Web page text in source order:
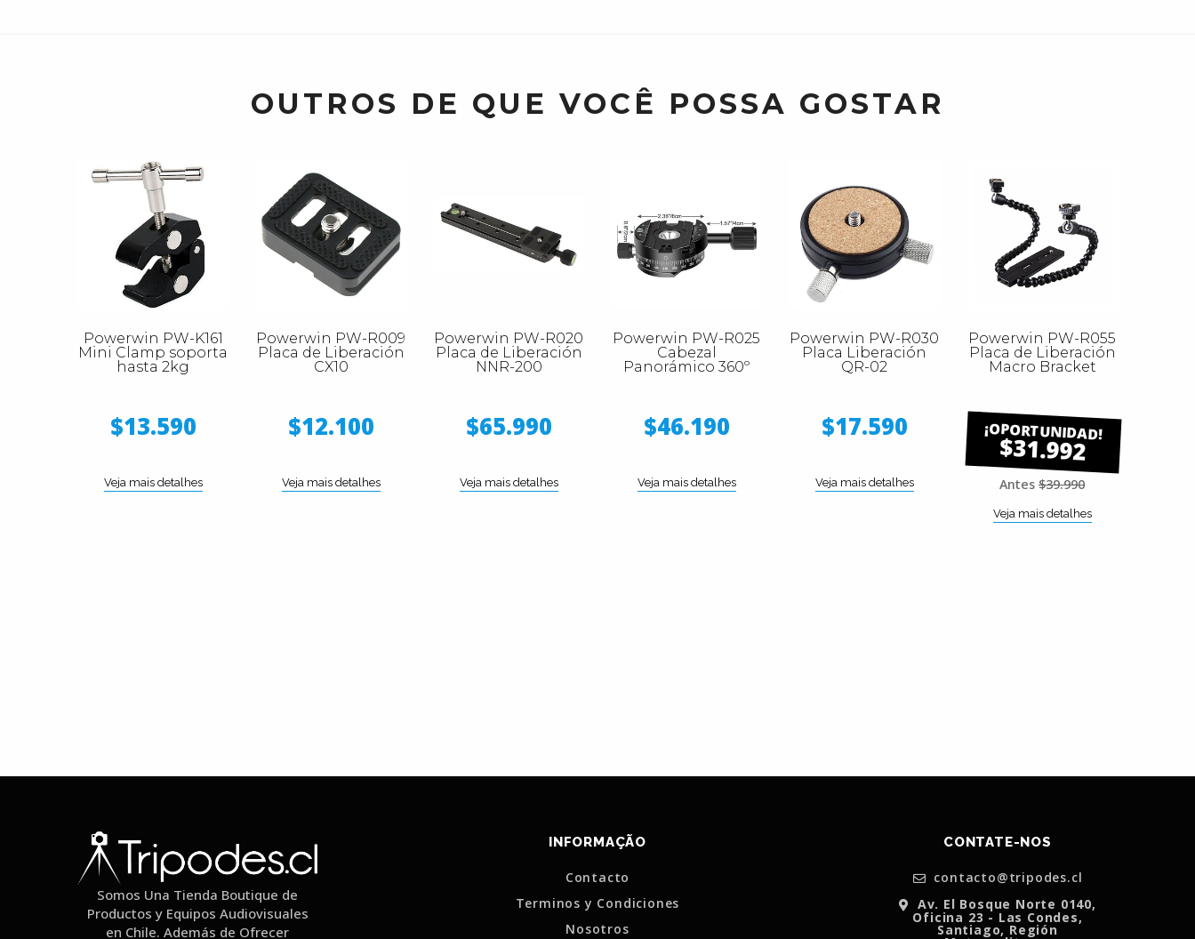
OUTROS DE QUE VOCÊ POSSA GOSTAR
Powerwin PW-K161
Mini Clamp soporta
hasta 2kg
$13.590
Veja mais detalhes
Powerwin PW-R009
Placa de Liberación
CX10
$12.100
Veja mais detalhes
Powerwin PW-R020
Placa de Liberación
NNR-200
$65.990
Veja mais detalhes
Powerwin PW-R025
Cabezal
Panorámico 360º
$46.190
Veja mais detalhes
Powerwin PW-R030
Placa Liberación
QR-02
$17.590
Veja mais detalhes
Powerwin PW-R055
Placa de Liberación
Macro Bracket
$31.992
Antes $39.990
Veja mais detalhes
Somos Una Tienda Boutique de
Productos y Equipos Audiovisuales
en Chile. Además de Ofrecer
INFORMAÇÃO
Contacto
Terminos y Condiciones
Nosotros
CONTATE-NOS
contacto@tripodes.cl
Av. El Bosque Norte 0140,
Oficina 23 - Las Condes,
Santiago, Región